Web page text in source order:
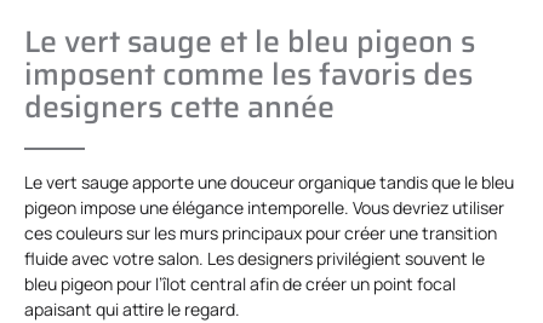
Le vert sauge et le bleu pigeon s
imposent comme les favoris des
designers cette année
Le vert sauge apporte une douceur organique tandis que le bleu
pigeon impose une élégance intemporelle. Vous devriez utiliser
ces couleurs sur les murs principaux pour créer une transition
fluide avec votre salon. Les designers privilégient souvent le
bleu pigeon pour l’îlot central afin de créer un point focal
apaisant qui attire le regard.